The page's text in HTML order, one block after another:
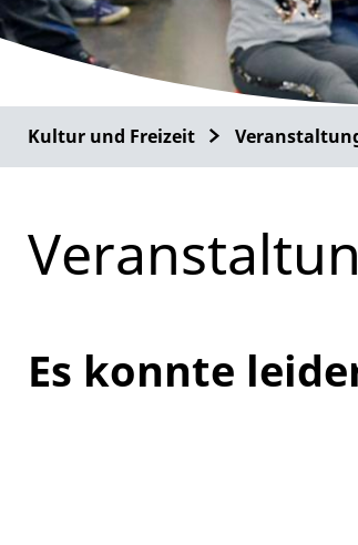
Kultur und Freizeit
Es konnte